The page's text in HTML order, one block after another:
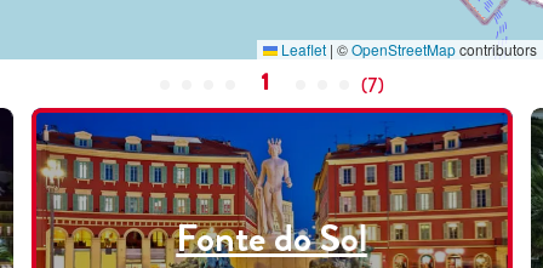
Leaflet | ©OpenStreetMapcontributors
1 (7)
Fonte do Sol